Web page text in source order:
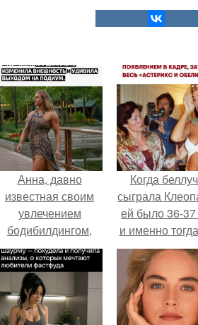
Анна, давно
известная своим
увлечением
бодибилдингом,
впервые
попробовала себя
в роли модели.
Когда
сыграла
ей было 36-37
и именно
находилась
вершине